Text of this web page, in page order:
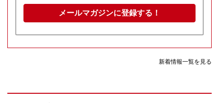
メールマガジンに登録する！
新着情報一覧を見る